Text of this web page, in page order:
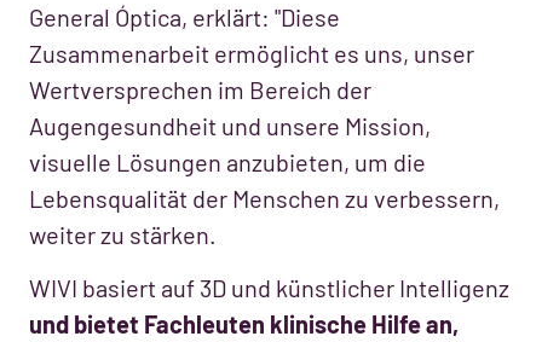
General Óptica, erklärt: "Diese
Zusammenarbeit ermöglicht es uns, unser
Wertversprechen im Bereich der
Augengesundheit und unsere Mission,
visuelle Lösungen anzubieten, um die
Lebensqualität der Menschen zu verbessern,
weiter zu stärken.
WIVI basiert auf 3D und künstlicher Intelligenz
und bietet Fachleuten klinische Hilfe an,